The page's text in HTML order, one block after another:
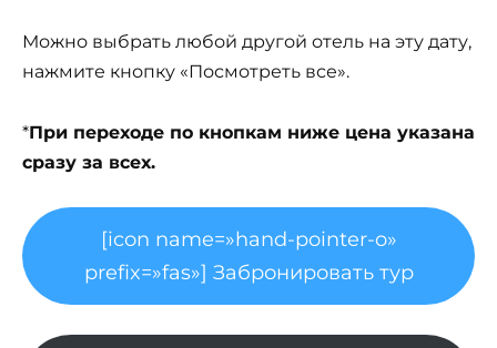
Можно выбрать любой другой отель на эту дату,
нажмите кнопку «Посмотреть все».
*При переходе по кнопкам ниже цена указана
сразу за всех.
[icon name=»hand-pointer-o»
prefix=»fas»] Забронировать тур